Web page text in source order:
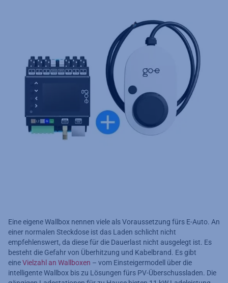
Eine eigene Wallbox nennen viele als Voraussetzung fürs E-Auto. An
einer normalen Steckdose ist das Laden schlicht nicht
empfehlenswert, da diese für die Dauerlast nicht ausgelegt ist. Es
besteht die Gefahr von Überhitzung und Kabelbrand. Es gibt
eineVielzahl an Wallboxen – vom Einsteigermodell über die
intelligente Wallbox bis zu Lösungen fürs PV-Überschussladen. Die